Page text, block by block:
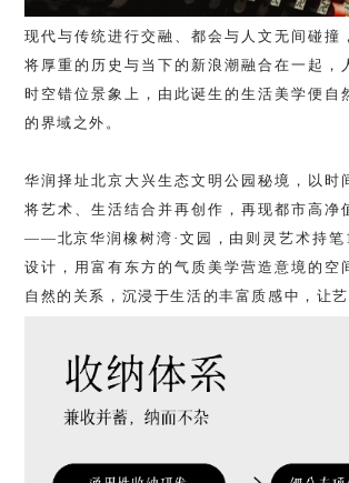
现代与传统进行交融、都会与人文无间碰撞
将厚重的历史与当下的新浪潮融合在一起，
时空错位景象上，由此诞生的生活美学便自
的界域之外。
华润择址北京大兴生态文明公园秘境，以时
将艺术、生活结合并再创作，再现都市高净
——北京华润橡树湾·文园，由则灵艺术持笔
设计，用富有东方的气质美学营造意境的空
自然的关系，沉浸于生活的丰富质感中，让艺